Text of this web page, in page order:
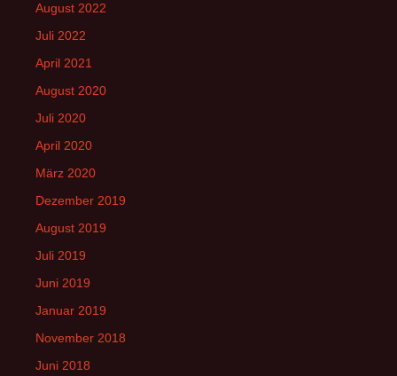
August 2022
Juli 2022
April 2021
August 2020
Juli 2020
April 2020
März 2020
Dezember 2019
August 2019
Juli 2019
Juni 2019
Januar 2019
November 2018
Juni 2018